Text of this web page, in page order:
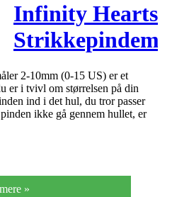
Infinity Hearts
2-10mm (0-15
US)
2-10mm (0-15 US) er et
er i tvivl om størrelsen på din
ind i det hul, du tror passer
ikke gå gennem hullet, er
»